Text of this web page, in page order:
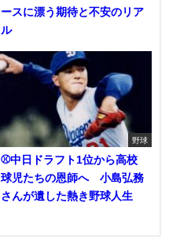
ースに漂う期待と不安のリア
ル
野球
⚾中日ドラフト1位から高校
球児たちの恩師へ 小島弘務
さんが遺した熱き野球人生